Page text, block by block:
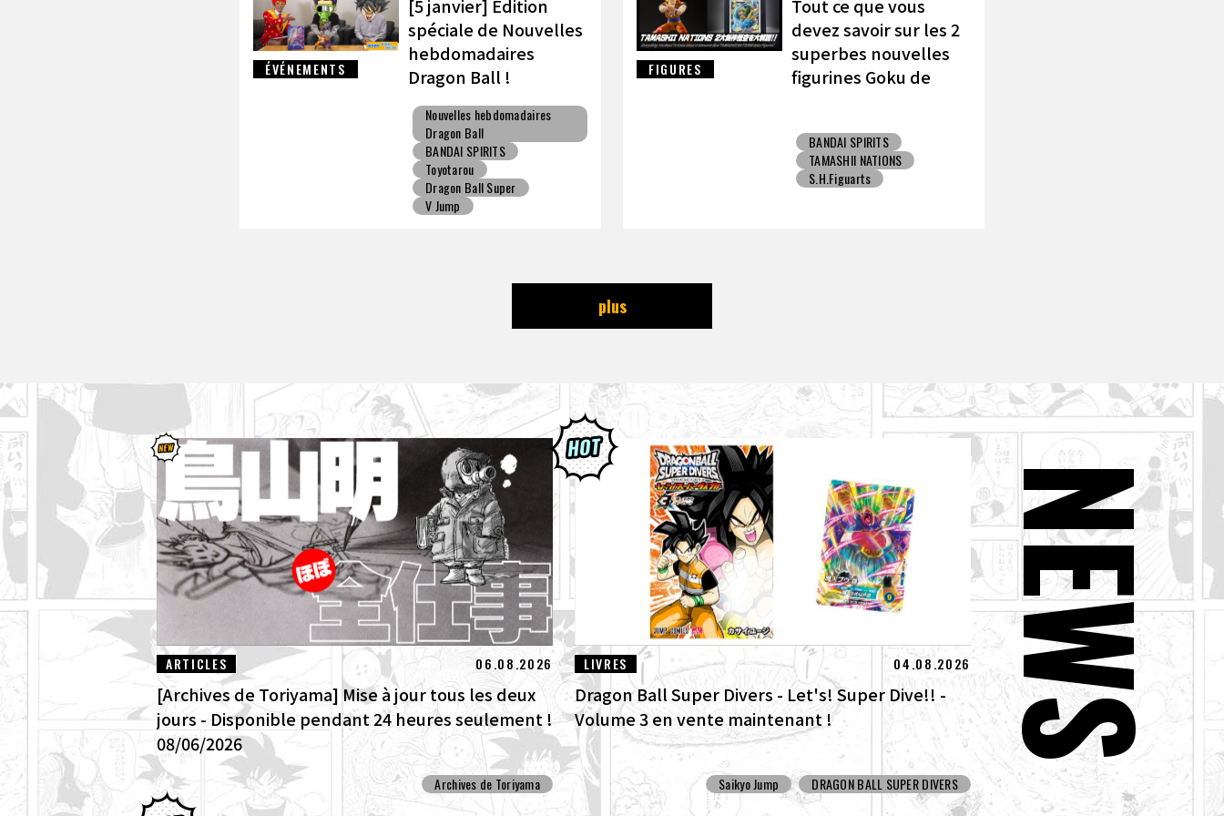
ÉVÉNEMENTS
[5 janvier] Édition
spéciale de Nouvelles
hebdomadaires
Dragon Ball !
Toyotarou et VAROQ
discutent de la
figurine ultime
Kamehameha père-
fils !
Nouvelles hebdomadaires
Dragon Ball
BANDAI SPIRITS
Toyotarou
Dragon Ball Super
V Jump
FIGURES
Tout ce que vous
devez savoir sur les 2
superbes nouvelles
figurines Goku de
BANDAI SPIRITS
TAMASHII NATIONS
S.H.Figuarts
plus
NEWS
ARTICLES 06.08.2026
[Archives de Toriyama] Mise à jour tous les deux
jours - Disponible pendant 24 heures seulement !
08/06/2026
Archives de Toriyama
LIVRES 04.08.2026
Dragon Ball Super Divers - Let's! Super Dive!! -
Volume 3 en vente maintenant !
Saikyo Jump DRAGON BALL SUPER DIVERS